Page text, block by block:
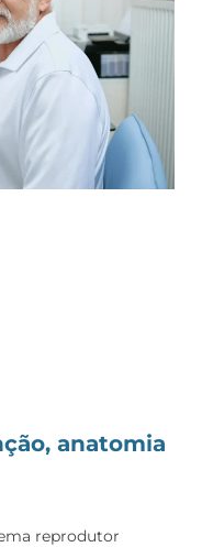
anatomia
reprodutor